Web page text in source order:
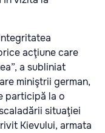
acţiune care
a subliniat
miniştrii german,
participă la o
situaţiei
Kievului, armata